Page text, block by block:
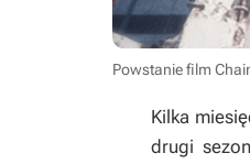
Powstanie film
Kilka
drugi